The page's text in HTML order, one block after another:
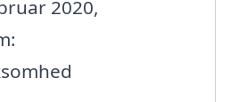
2020,